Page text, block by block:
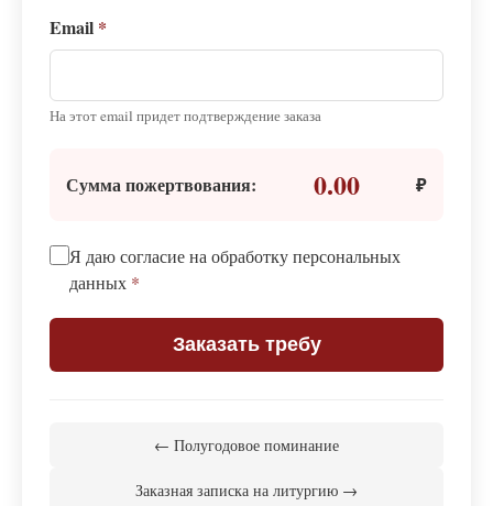
Email *
На этот email придет подтверждение заказа
Сумма пожертвования: 0.00 ₽
Я даю согласие на обработку персональных
данных *
Заказать требу
← Полугодовое поминание
Заказная записка на литургию →